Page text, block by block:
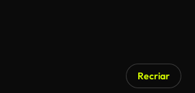
Recriar